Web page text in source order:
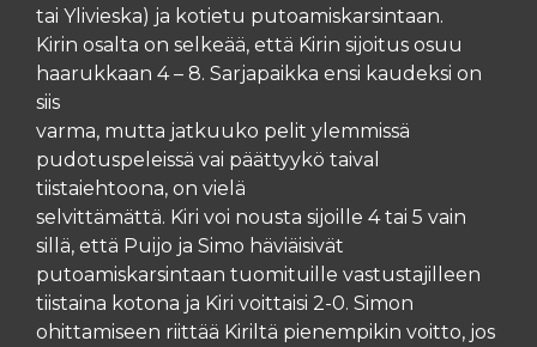
tai Ylivieska) ja kotietu putoamiskarsintaan.
Kirin osalta on selkeää, että Kirin sijoitus osuu
haarukkaan 4 – 8. Sarjapaikka ensi kaudeksi on
siis
varma, mutta jatkuuko pelit ylemmissä
pudotuspeleissä vai päättyykö taival
tiistaiehtoona, on vielä
selvittämättä. Kiri voi nousta sijoille 4 tai 5 vain
sillä, että Puijo ja Simo häviäisivät
putoamiskarsintaan tuomituille vastustajilleen
tiistaina kotona ja Kiri voittaisi 2-0. Simon
ohittamiseen riittää Kiriltä pienempikin voitto, jos